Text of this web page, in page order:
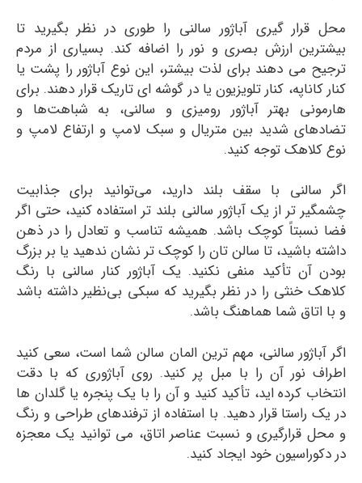
محل قرار گیری آباژور سالنی را طوری در نظر بگیرید تا
بیشترین ارزش بصری و نور را اضافه کند. بسیاری از مردم
ترجیح می دهند برای لذت بیشتر، این نوع آباژور را پشت یا
کنار کاناپه، کنار تلویزیون یا در گوشه ای تاریک قرار دهند. برای
هارمونی بهتر آباژور رومیزی و سالنی، به شباهت‌ها و
تضادهای شدید بین متریال و سبک لامپ و ارتفاع لامپ و
نوع کلاهک توجه کنید.
اگر سالنی با سقف‌ بلند دارید، می‌توانید برای جذابیت
چشمگیر تر از یک آباژور سالنی بلند تر استفاده کنید، حتی اگر
فضا نسبتاً کوچک باشد. همیشه تناسب و تعادل را در ذهن
داشته باشید، تا سالن تان را کوچک تر نشان ندهید یا بر بزرگ
بودن آن تأکید منفی نکنید. یک آباژور کنار سالنی با رنگ
کلاهک خنثی را در نظر بگیرید که سبکی بی‌نظیر داشته باشد
و با اتاق شما هماهنگ باشد.
اگر آباژور سالنی، مهم ترین المان سالن شما است، سعی کنید
اطراف نور آن را با مبل پر کنید. روی آباژوری که با دقت
انتخاب کرده اید، تأکید کنید و آن را با یک پنجره یا گلدان ها
در یک راستا قرار دهید. با استفاده از ترفندهای طراحی و رنگ
و محل قرارگیری و نسبت عناصر اتاق، می توانید یک معجزه
در دکوراسیون خود ایجاد کنید.